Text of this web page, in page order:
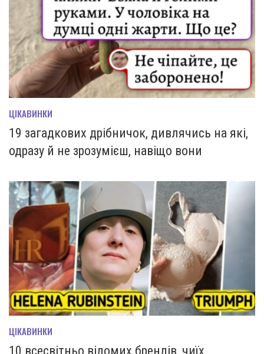
ЦІКАВИНКИ
19 загадкових дрібничок, дивлячись на які,
одразу й не зрозумієш, навіщо вони
ЦІКАВИНКИ
10 всесвітньо відомих брендів, чиїх